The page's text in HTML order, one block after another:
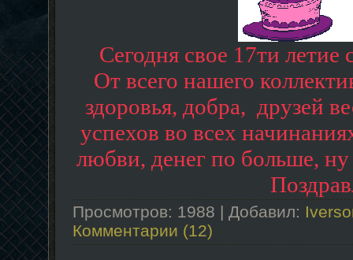
Cегодня свое 17ти
От всего нашего
здоровья, добра, друзей
успехов во всех
любви, денег по больше,
Просмотров: 1988 | Добавил:
Комментарии (12)